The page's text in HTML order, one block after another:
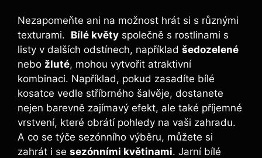
Nezapomeňte ani na možnost hrát si s různými
texturami. ⁢ Bílé ⁢květy společně ‍s rostlinami ‍s
listy v dalších odstínech, například šedozelené
nebo žluté, mohou vytvořit atraktivní
kombinaci. Například, pokud zasadíte bílé
kosatce vedle stříbrného šalvěje, dostanete
nejen ⁢barevně zajímavý efekt,⁢ ale také příjemné
vrstvení, které obrátí pohledy na vaši zahradu.
A co se týče sezónního⁣ výběru, můžete si
zahrát i se sezónními květinami. Jarní bílé